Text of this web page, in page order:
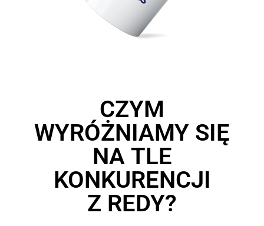
CZYM
WYRÓŻNIAMY SIĘ
NA TLE
KONKURENCJI
Z REDY?